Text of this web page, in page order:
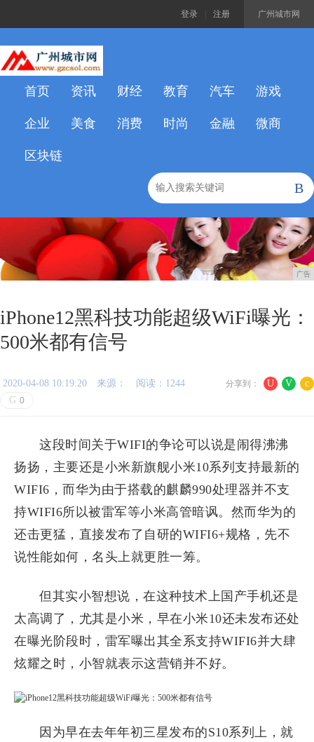
广州城市网
登录 注册
首页 资讯 财经 教育 汽车 游戏
企业 美食 消费 时尚 金融 微商
区块链
B
广告
iPhone12黑科技功能超级WiFi曝光：
500米都有信号
U V c
分享到：
2020-04-08 10:19:20 来源：
阅读：1244
G 0
这段时间关于WIFI的争论可以说是闹得沸沸
扬扬，主要还是小米新旗舰小米10系列支持最新的
WIFI6，而华为由于搭载的麒麟990处理器并不支
持WIFI6所以被雷军等小米高管暗讽。然而华为的
还击更猛，直接发布了自研的WIFI6+规格，先不
说性能如何，名头上就更胜一筹。
但其实小智想说，在这种技术上国产手机还是
太高调了，尤其是小米，早在小米10还未发布还处
在曝光阶段时，雷军曝出其全系支持WIFI6并大肆
炫耀之时，小智就表示这营销并不好。
因为早在去年年初三星发布的S10系列上，就